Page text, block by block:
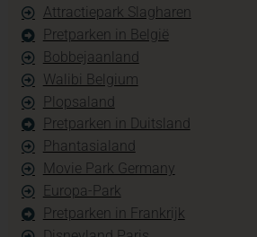
Attractiepark Slagharen
Pretparken in België
Bobbejaanland
Walibi Belgium
Plopsaland
Pretparken in Duitsland
Phantasialand
Movie Park Germany
Europa-Park
Pretparken in Frankrijk